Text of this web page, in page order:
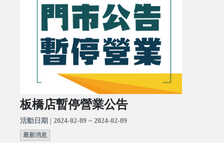
板橋店暫停營業公告
活動日期 | 2024-02-09 ~ 2024-02-09
最新消息